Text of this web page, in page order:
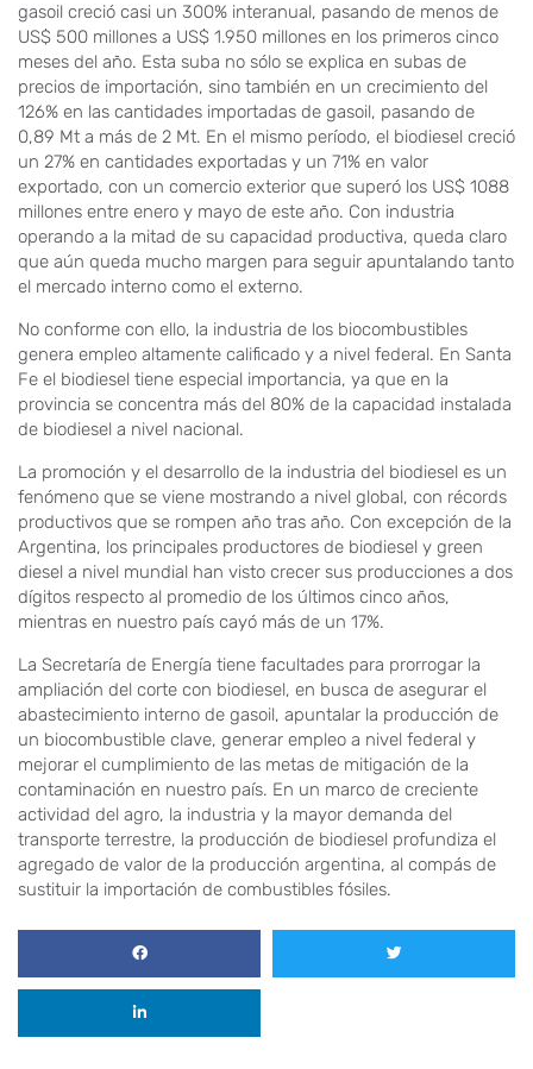
gasoil creció casi un 300% interanual, pasando de menos de
US$ 500 millones a US$ 1.950 millones en los primeros cinco
meses del año. Esta suba no sólo se explica en subas de
precios de importación, sino también en un crecimiento del
126% en las cantidades importadas de gasoil, pasando de
0,89 Mt a más de 2 Mt. En el mismo período, el biodiesel creció
un 27% en cantidades exportadas y un 71% en valor
exportado, con un comercio exterior que superó los US$ 1088
millones entre enero y mayo de este año. Con industria
operando a la mitad de su capacidad productiva, queda claro
que aún queda mucho margen para seguir apuntalando tanto
el mercado interno como el externo.
No conforme con ello, la industria de los biocombustibles
genera empleo altamente calificado y a nivel federal. En Santa
Fe el biodiesel tiene especial importancia, ya que en la
provincia se concentra más del 80% de la capacidad instalada
de biodiesel a nivel nacional.
La promoción y el desarrollo de la industria del biodiesel es un
fenómeno que se viene mostrando a nivel global, con récords
productivos que se rompen año tras año. Con excepción de la
Argentina, los principales productores de biodiesel y green
diesel a nivel mundial han visto crecer sus producciones a dos
dígitos respecto al promedio de los últimos cinco años,
mientras en nuestro país cayó más de un 17%.
La Secretaría de Energía tiene facultades para prorrogar la
ampliación del corte con biodiesel, en busca de asegurar el
abastecimiento interno de gasoil, apuntalar la producción de
un biocombustible clave, generar empleo a nivel federal y
mejorar el cumplimiento de las metas de mitigación de la
contaminación en nuestro país. En un marco de creciente
actividad del agro, la industria y la mayor demanda del
transporte terrestre, la producción de biodiesel profundiza el
agregado de valor de la producción argentina, al compás de
sustituir la importación de combustibles fósiles.